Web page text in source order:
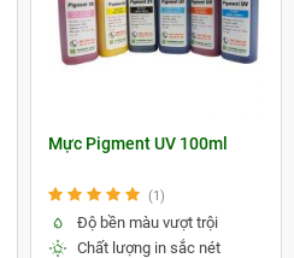
Mực Pigment UV 100ml
(1)
Độ bền màu vượt trội
Chất lượng in sắc nét